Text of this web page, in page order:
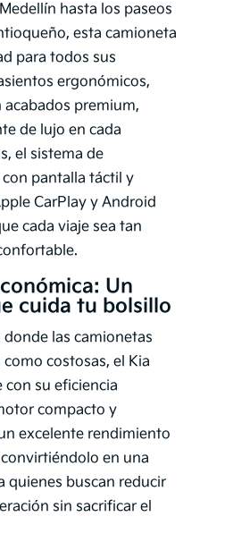
hasta los paseos
esta camioneta
para todos sus
ergonómicos,
premium,
de lujo en cada
el sistema de
pantalla táctil y
CarPlay y Android
cada viaje sea tan
Un
cuida tu bolsillo
las camionetas
costosas, el Kia
su eficiencia
compacto y
excelente rendimiento
en una
quienes buscan reducir
sin sacrificar el